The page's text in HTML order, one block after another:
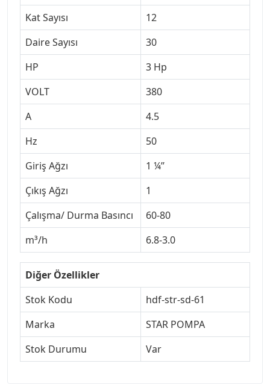
Kat Sayısı
12
Daire Sayısı
30
HP
3 Hp
VOLT
380
A
4.5
Hz
50
Giriş Ağzı
1 ¼’’
Çıkış Ağzı
1
Çalışma/ Durma Basıncı
60-80
m³/h
6.8-3.0
Diğer Özellikler
Stok Kodu
hdf-str-sd-61
Marka
STAR POMPA
Stok Durumu
Var